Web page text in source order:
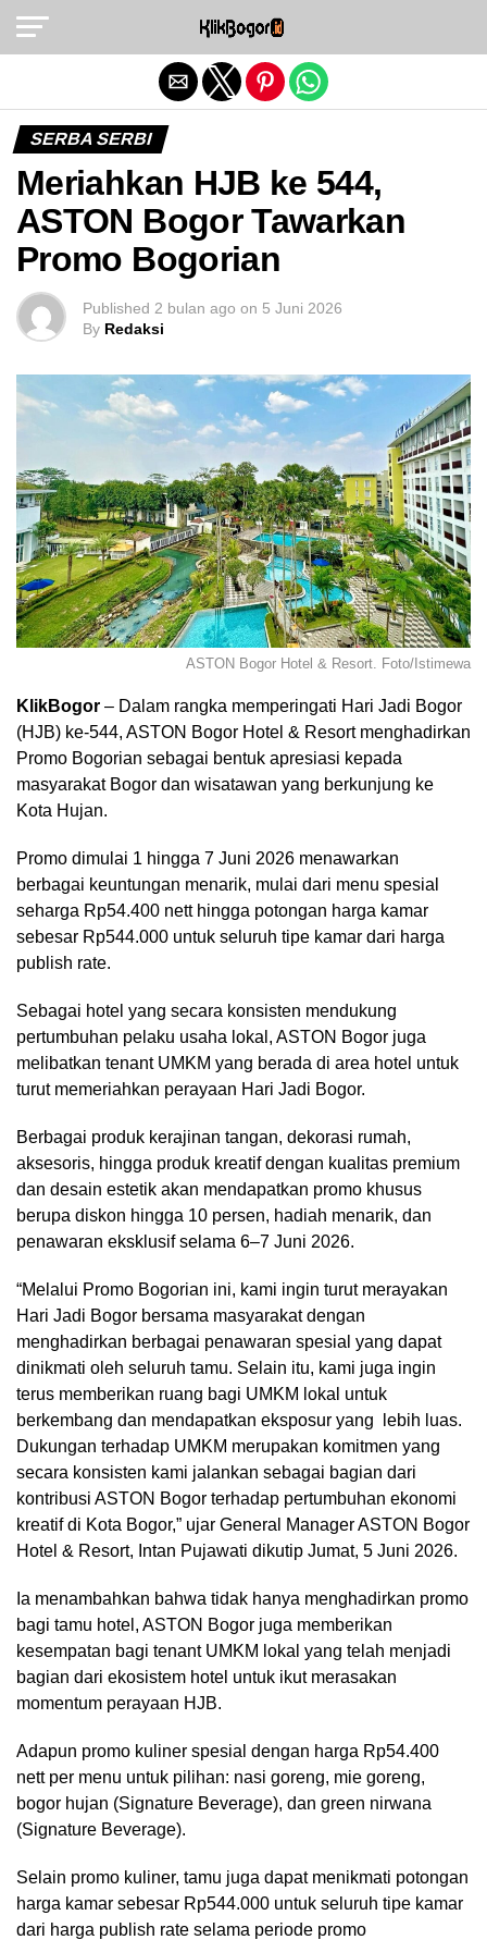
SERBA SERBI
Meriahkan HJB ke 544,
ASTON Bogor Tawarkan
Promo Bogorian
Published 2 bulan ago on 5 Juni 2026
By Redaksi
ASTON Bogor Hotel & Resort. Foto/Istimewa
KlikBogor – Dalam rangka memperingati Hari Jadi Bogor
(HJB) ke-544, ASTON Bogor Hotel & Resort menghadirkan
Promo Bogorian sebagai bentuk apresiasi kepada
masyarakat Bogor dan wisatawan yang berkunjung ke
Kota Hujan.
Promo dimulai 1 hingga 7 Juni 2026 menawarkan
berbagai keuntungan menarik, mulai dari menu spesial
seharga Rp54.400 nett hingga potongan harga kamar
sebesar Rp544.000 untuk seluruh tipe kamar dari harga
publish rate.
Sebagai hotel yang secara konsisten mendukung
pertumbuhan pelaku usaha lokal, ASTON Bogor juga
melibatkan tenant UMKM yang berada di area hotel untuk
turut memeriahkan perayaan Hari Jadi Bogor.
Berbagai produk kerajinan tangan, dekorasi rumah,
aksesoris, hingga produk kreatif dengan kualitas premium
dan desain estetik akan mendapatkan promo khusus
berupa diskon hingga 10 persen, hadiah menarik, dan
penawaran eksklusif selama 6–7 Juni 2026.
“Melalui Promo Bogorian ini, kami ingin turut merayakan
Hari Jadi Bogor bersama masyarakat dengan
menghadirkan berbagai penawaran spesial yang dapat
dinikmati oleh seluruh tamu. Selain itu, kami juga ingin
terus memberikan ruang bagi UMKM lokal untuk
berkembang dan mendapatkan eksposur yang lebih luas.
Dukungan terhadap UMKM merupakan komitmen yang
secara konsisten kami jalankan sebagai bagian dari
kontribusi ASTON Bogor terhadap pertumbuhan ekonomi
kreatif di Kota Bogor,” ujar General Manager ASTON Bogor
Hotel & Resort, Intan Pujawati dikutip Jumat, 5 Juni 2026.
Ia menambahkan bahwa tidak hanya menghadirkan promo
bagi tamu hotel, ASTON Bogor juga memberikan
kesempatan bagi tenant UMKM lokal yang telah menjadi
bagian dari ekosistem hotel untuk ikut merasakan
momentum perayaan HJB.
Adapun promo kuliner spesial dengan harga Rp54.400
nett per menu untuk pilihan: nasi goreng, mie goreng,
bogor hujan (Signature Beverage), dan green nirwana
(Signature Beverage).
Selain promo kuliner, tamu juga dapat menikmati potongan
harga kamar sebesar Rp544.000 untuk seluruh tipe kamar
dari harga publish rate selama periode promo
Exit mobile version